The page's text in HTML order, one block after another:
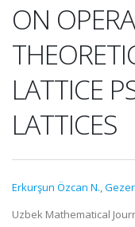
ON
LATTICE
LATTICES
Erkurşun Özcan N.,Gezer
Uzbek Mathematical